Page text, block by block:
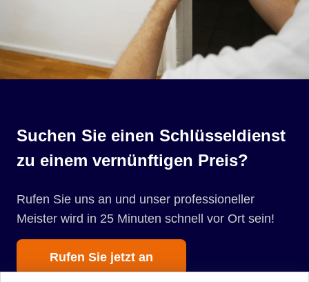
Suchen Sie einen Schlüsseldienst
zu einem vernünftigen Preis?
Rufen Sie uns an und unser professioneller
Meister wird in 25 Minuten schnell vor Ort sein!
Rufen Sie jetzt an